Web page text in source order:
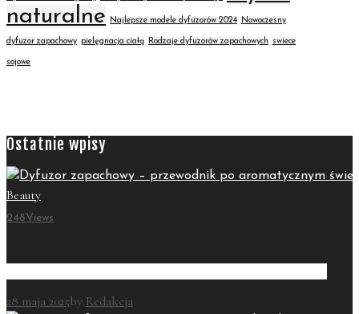
naturalne
Najlepsze modele dyfuzorów 2024 Nowoczesny
dyfuzor zapachowy pielęgnacja ciałą Rodzaje dyfuzorów zapachowych swiece
sojowe
Ostatnie wpisy
Beauty
248Views
28 maja 2025by Redakcja